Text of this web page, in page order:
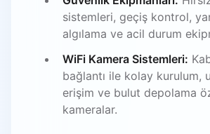
sistemleri, geçiş kontrol,
algılama ve acil durum
WiFi Kamera Sistemleri:
bağlantı ile kolay kurulum,
erişim ve bulut depolama
kameralar.